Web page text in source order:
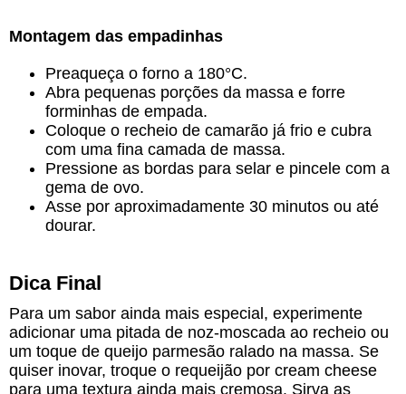
Montagem das empadinhas
Preaqueça o forno a 180°C.
Abra pequenas porções da massa e forre
forminhas de empada.
Coloque o recheio de camarão já frio e cubra
com uma fina camada de massa.
Pressione as bordas para selar e pincele com a
gema de ovo.
Asse por aproximadamente 30 minutos ou até
dourar.
Dica Final
Para um sabor ainda mais especial, experimente
adicionar uma pitada de noz-moscada ao recheio ou
um toque de queijo parmesão ralado na massa. Se
quiser inovar, troque o requeijão por cream cheese
para uma textura ainda mais cremosa. Sirva as